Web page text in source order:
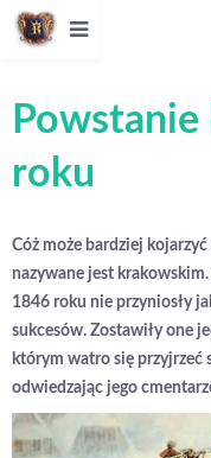
roku
Cóż może bardziej
nazywane jest
1846 roku nie przyniosły
sukcesów. Zostawiły one
którym watro się przyjrzeć
odwiedzając jego